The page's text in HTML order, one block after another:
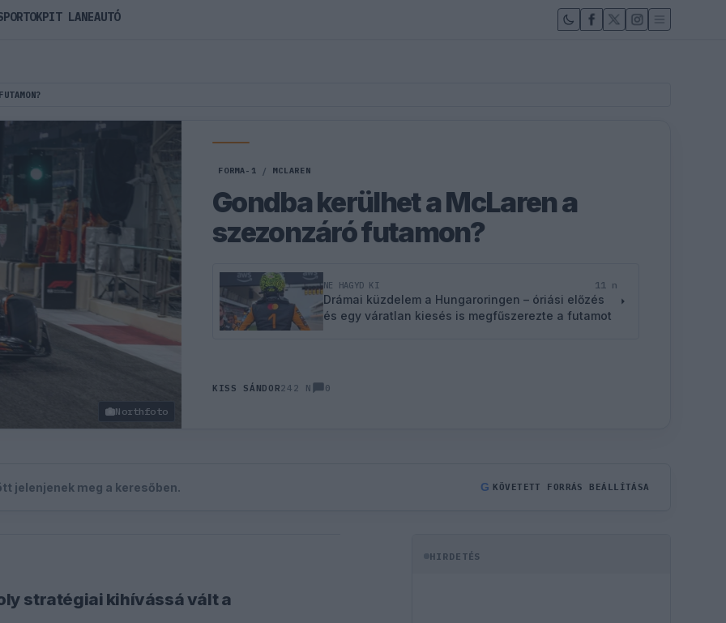
Northfoto
FORMA-1 / MCLAREN
Gondba kerülhet a McLaren a
szezonzáró futamon?
NE HAGYD KI 11 n
Drámai küzdelem a Hungaroringen – óriási előzés
és egy váratlan kiesés is megfűszerezte a futamot
KISS SÁNDOR242 N 0
jelenjenek meg a keresőben. G KÖVETETT FORRÁS BEÁLLÍTÁSA
stratégiai kihívássá vált a
HIRDETÉS
PIT LANEAUTÓ